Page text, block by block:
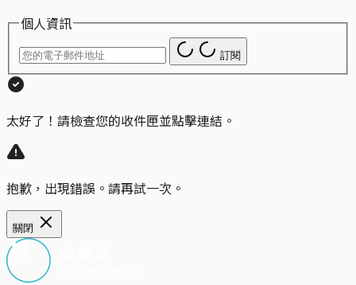
個人資訊
訂閱
太好了！請檢查您的收件匣並點擊連結。
抱歉，出現錯誤。請再試一次。
關閉